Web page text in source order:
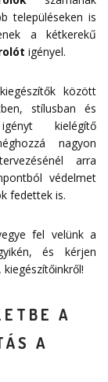
településeken is
a kétkerekű
igényel.
között
stílusban és
kielégítő
nagyon
arra
védelmet
fedettek is.
fel velünk a
és kérjen
A
A